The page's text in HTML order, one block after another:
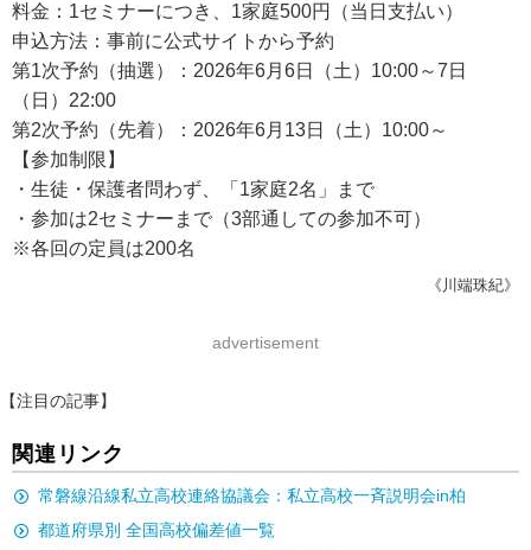
料金：1セミナーにつき、1家庭500円（当日支払い）
申込方法：事前に公式サイトから予約
第1次予約（抽選）：2026年6月6日（土）10:00～7日
（日）22:00
第2次予約（先着）：2026年6月13日（土）10:00～
【参加制限】
・生徒・保護者問わず、「1家庭2名」まで
・参加は2セミナーまで（3部通しての参加不可）
※各回の定員は200名
《川端珠紀》
advertisement
【注目の記事】
関連リンク
常磐線沿線私立高校連絡協議会：私立高校一斉説明会in柏
都道府県別 全国高校偏差値一覧